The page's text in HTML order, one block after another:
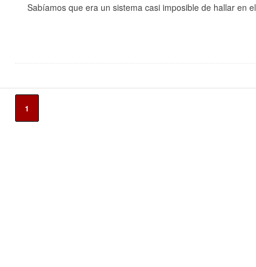
Sabíamos que era un sistema casi imposible de hallar en el
1